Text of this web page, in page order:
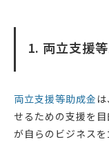
1. 両立支援
両立支援等助成金
せるための支援を
が自らのビジネスを